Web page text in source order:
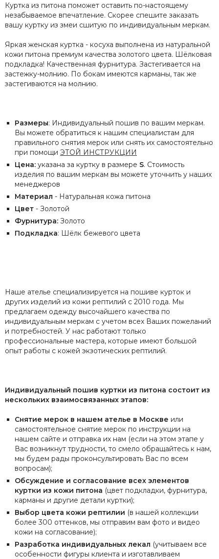
Куртка из питона поможет оставить по-настоящему
незабываемое впечатление. Скорее спешите заказать
вашу куртку из змеи сшитую по индивидуальным меркам.
Яркая женская куртка - косуха выполнена из натуральной
кожи питона премиум качества золотого цвета. Шёлковая
подкладка! Качественная фурнитура. Застегивается на
застежку-молнию. По бокам имеются карманы, так же
застегиваются на молнию.
Размеры: Индивидуальный пошив по вашим меркам.
Вы можете обратиться к нашим специалистам для
правильного снятия мерок или снять их самостоятельно
при помощи ЭТОЙ ИНСТРУКЦИИ
Цена: указана за куртку в размере S. Стоимость
изделия по вашим меркам вы можете уточнить у наших
менеджеров
Материал - Натуральная кожа питона
Цвет - Золотой
Фурнитура: Золото
Подкладка: Шёлк бежевого цвета
Наше ателье специализируется на пошиве курток и
других изделий из кожи рептилий с 2010 года. Мы
предлагаем одежду высочайшего качества по
индивидуальным меркам с учетом всех Ваших пожеланий
и потребностей. У нас работают только
профессиональные мастера, которые имеют большой
опыт работы с кожей экзотических рептилий.
Индивидуальный пошив куртки из питона состоит из
нескольких взаимосвязанных этапов:
Снятие мерок в нашем ателье в Москве или
самостоятельное снятие мерок по инструкции на
нашем сайте и отправка их нам (если на этом этапе у
Вас возникнут трудности, то смело обращайтесь к нам,
мы будем рады проконсультировать Вас по всем
вопросам);
Обсуждение и согласование всех элементов
куртки из кожи питона (цвет подкладки, фурнитура,
карманы и другие детали куртки);
Выбор цвета кожи рептилии (в нашей коллекции
более 300 оттенков, мы отправим вам фото и видео
кожи на согласование);
Разработка индивидуальных лекал (учитываем все
особенности фигуры клиента и изготавливаем